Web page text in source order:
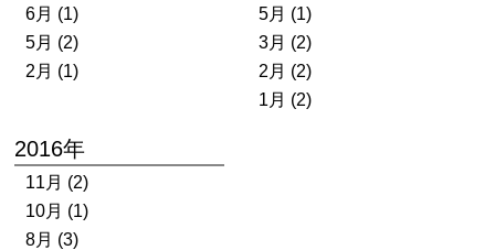
6月 (1)
5月 (2)
2月 (1)
5月 (1)
3月 (2)
2月 (2)
1月 (2)
2016年
11月 (2)
10月 (1)
8月 (3)